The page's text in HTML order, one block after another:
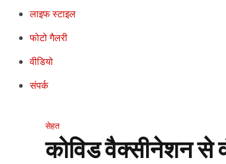
लाइफ स्टाइल
फोटो गैलरी
वीडियो
संपर्क
सेहत
कोविड वैक्सीनेशन से